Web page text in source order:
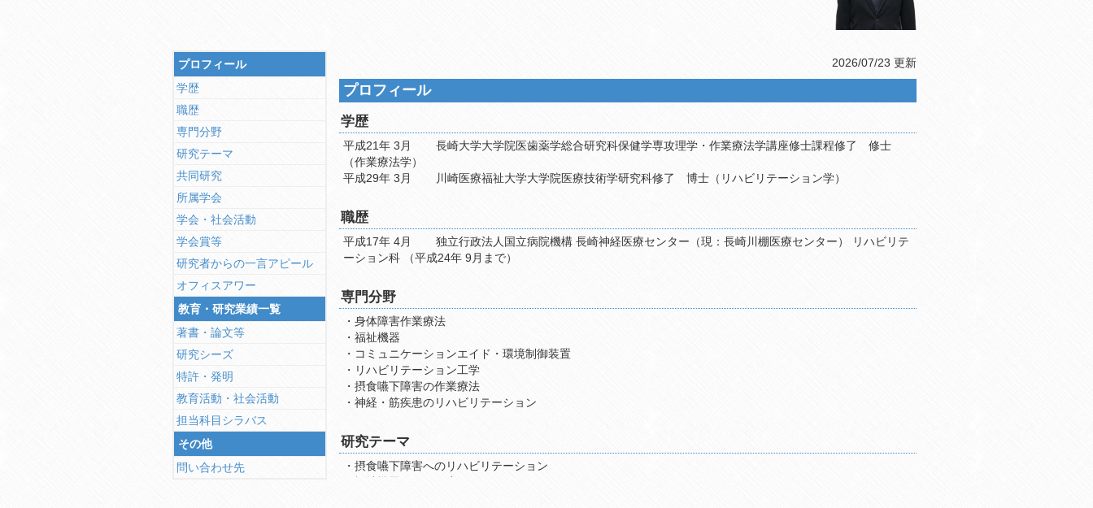
プロフィール
学歴
職歴
専門分野
研究テーマ
共同研究
所属学会
学会・社会活動
学会賞等
研究者からの一言アピール
オフィスアワー
教育・研究業績一覧
著書・論文等
研究シーズ
特許・発明
教育活動・社会活動
担当科目シラバス
その他
問い合わせ先
2026/07/23 更新
プロフィール
学歴
平成21年 3月
長崎大学大学院医歯薬学総合研究科保健学専攻理学・作業療法学講座修士課程修了 修士
（作業療法学）
平成29年 3月
川崎医療福祉大学大学院医療技術学研究科修了 博士（リハビリテーション学）
職歴
平成17年 4月
独立行政法人国立病院機構 長崎神経医療センター（現：長崎川棚医療センター） リハビリテ
ーション科 （平成24年 9月まで）
専門分野
・身体障害作業療法
・福祉機器
・コミュニケーションエイド・環境制御装置
・リハビリテーション工学
・摂食嚥下障害の作業療法
・神経・筋疾患のリハビリテーション
研究テーマ
・摂食嚥下障害へのリハビリテーション